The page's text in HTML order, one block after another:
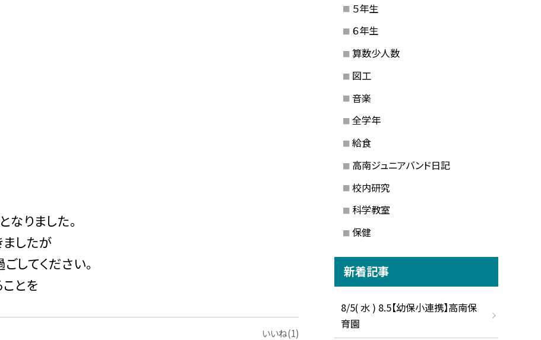
りました。
したが
してください。
とを
いいね(1)
５年生
６年生
算数少人数
図工
音楽
全学年
給食
高南ジュニアバンド日記
校内研究
科学教室
保健
新着記事
8/5( 水 ) 8.5【幼保小連携】高南保
育園